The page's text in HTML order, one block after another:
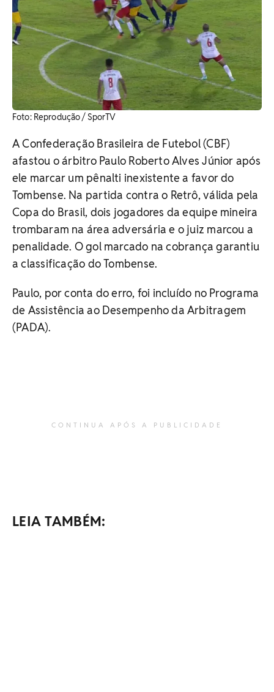
Foto: Reprodução / SporTV
A Confederação Brasileira de Futebol (CBF)
afastou o árbitro Paulo Roberto Alves Júnior após
ele marcar um pênalti inexistente a favor do
Tombense. Na partida contra o Retrô, válida pela
Copa do Brasil, dois jogadores da equipe mineira
trombaram na área adversária e o juiz marcou a
penalidade. O gol marcado na cobrança garantiu
a classificação do Tombense.
Paulo, por conta do erro, foi incluído no Programa
de Assistência ao Desempenho da Arbitragem
(PADA).
CONTINUA APÓS A PUBLICIDADE
LEIA TAMBÉM: